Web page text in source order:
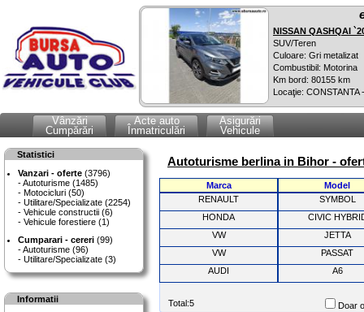
NISSAN QASHQAI
SUV/Teren
Culoare: Gri metalizat
Combustibil: Motorina
Km bord: 80155 km
Locaţie: CONSTANTA
Vânzări
Cumpărări
Acte auto
Înmatriculări
Asigurări
Vehicule
Statistici
Vanzari - oferte (3796)
Autoturisme (1485)
Motocicluri (50)
Utilitare/Specializate (2254)
Vehicule constructii (6)
Vehicule forestiere (1)
Cumparari - cereri (99)
Autoturisme (96)
Utilitare/Specializate (3)
Informatii
Autoturisme berlina in Bihor -
Marca
Model
RENAULT
SYMBOL
HONDA
CIVIC
VW
JETTA
VW
PASSAT
AUDI
A6
Total:5 Doar